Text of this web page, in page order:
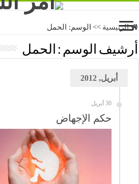
الرئيسية >> الوسم: الحمل
أرشيف الوسم : الحمل
أبريل, 2012
30 أبريل
حكم الإجهاض